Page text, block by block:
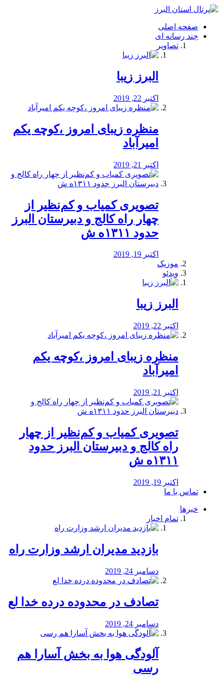
فصد
شرق
تهران
خشکشویی
صفحه اصلی
چند رسانه ای
تصاویر
البرز زیبا
اکتبر 22, 2019
منظره‌‌ زیبای امروز ،کوچه یکم
امیرآباد
اکتبر 21, 2019
️تصویری کمیاب و کم‌نظیر از
چهار راه كالج و دبيرستان البرز
حدود ۱۳۱۱ه ش
اکتبر 19, 2019
موزیک
ویدئو
البرز زیبا
اکتبر 22, 2019
منظره‌‌ زیبای امروز ،کوچه یکم
امیرآباد
اکتبر 21, 2019
️تصویری کمیاب و کم‌نظیر از چهار
راه كالج و دبيرستان البرز حدود
۱۳۱۱ه ش
اکتبر 19, 2019
تماس با ما
خبرها
تمام اخبار
بازدید مدیران ارشد وزارت راه
دسامبر 24, 2019
تصادف در محدوده درده خدا لع
دسامبر 24, 2019
آلودگی هوا به بخش آسارا هم
رسی